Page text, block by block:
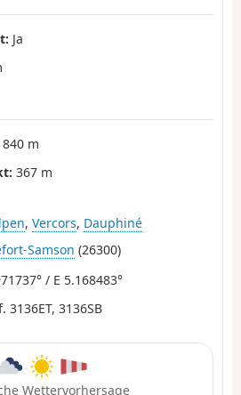
Ja
840 m
367 m
, Vercors, Dauphiné
Samson (26300)
/ E 5.168483°
3136ET, 3136SB
Wettervorhersage